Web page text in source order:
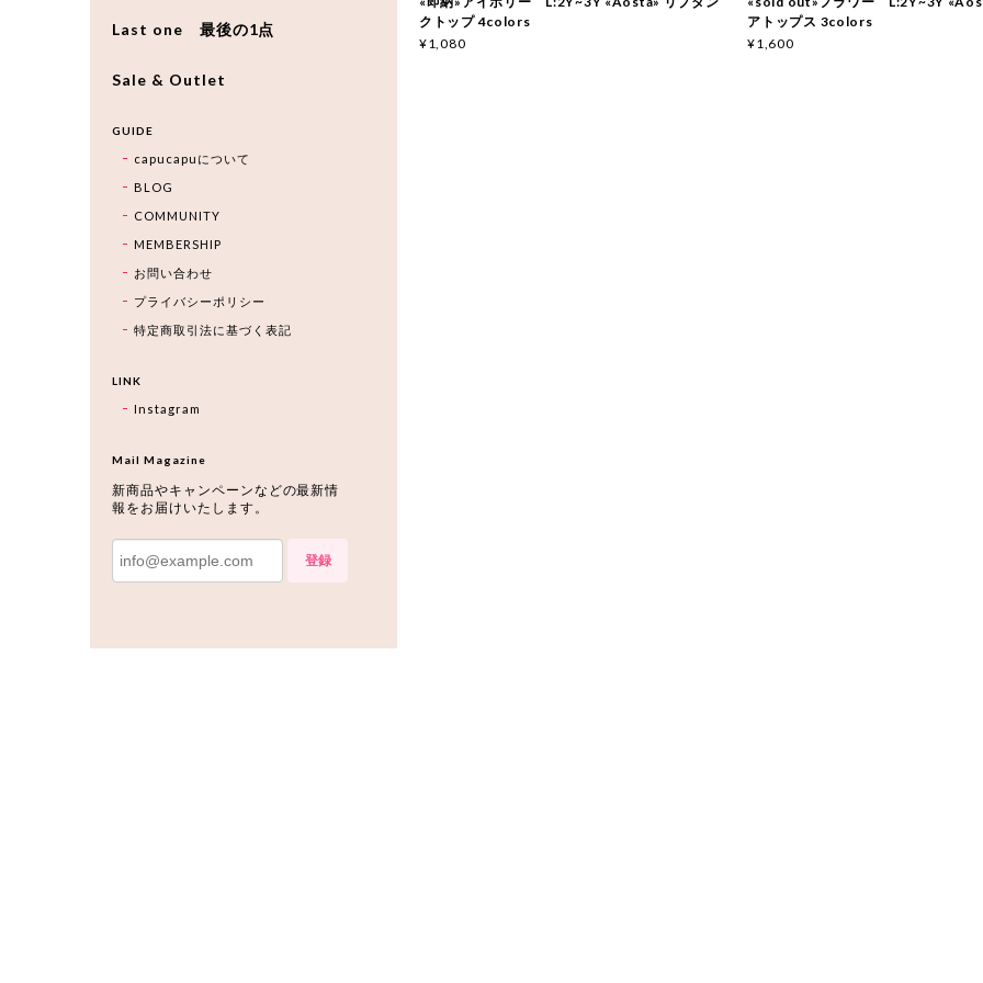
クトップ 4colors
¥1,080
アトップス 3colors
¥1,600
Last one 最後の1点
Sale & Outlet
GUIDE
capucapuについて
BLOG
COMMUNITY
MEMBERSHIP
お問い合わせ
プライバシーポリシー
特定商取引法に基づく表記
LINK
Instagram
Mail Magazine
新商品やキャンペーンなどの最新情
報をお届けいたします。
登録